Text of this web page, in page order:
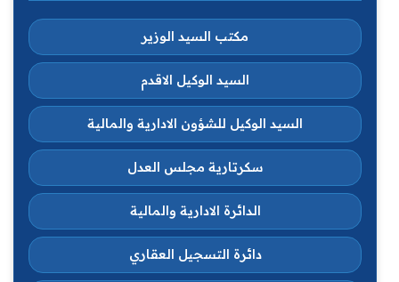
مكتب السيد الوزير
السيد الوكيل الاقدم
السيد الوكيل للشؤون الادارية والمالية
سكرتارية مجلس العدل
الدائرة الادارية والمالية
دائرة التسجيل العقاري